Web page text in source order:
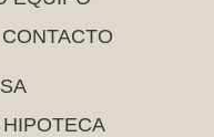
CONTACTO